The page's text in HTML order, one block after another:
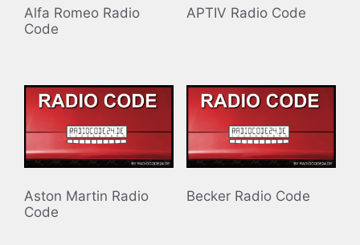
Alfa Romeo Radio
Code
APTIV Radio Code
Aston Martin Radio
Code
Becker Radio Code